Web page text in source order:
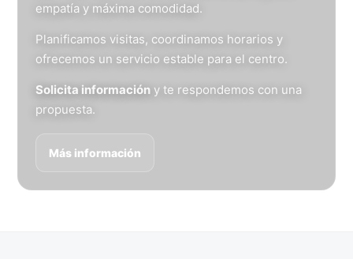
empatía y máxima comodidad.
Planificamos visitas, coordinamos horarios y
ofrecemos un servicio estable para el centro.
Solicita información y te respondemos con una
propuesta.
Más información